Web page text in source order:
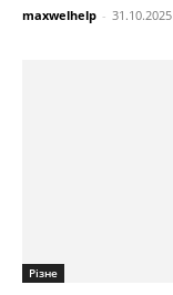
maxwelhelp - 31.10.2025
Різне